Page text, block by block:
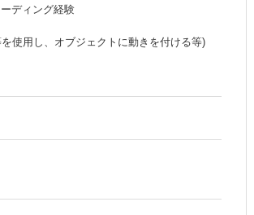
ディング経験
使用し、オブジェクトに動きを付ける等)